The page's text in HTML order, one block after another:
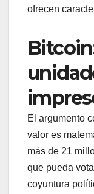
ofrecen
El argumento
valor es
más de 21
que pueda
coyuntura